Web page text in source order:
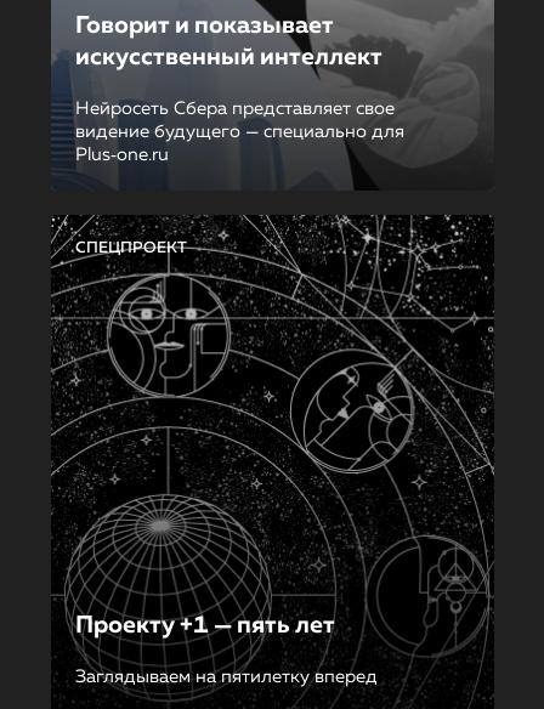
Говорит и показывает
искусственный интеллект
Нейросеть Сбера представляет свое
видение будущего — специально для
Plus‑one.ru
СПЕЦПРОЕКТ
Проекту +1 — пять лет
Заглядываем на пятилетку вперед